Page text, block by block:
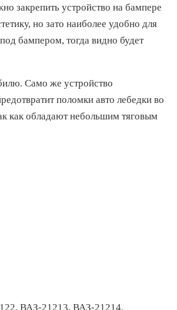
закрепить устройство на бампере
но зато наиболее удобно для
бампером, тогда видно будет
Само же устройство
поломки авто лебедки во
как обладают небольшим тяговым
ВАЗ-21213, ВАЗ-21214,